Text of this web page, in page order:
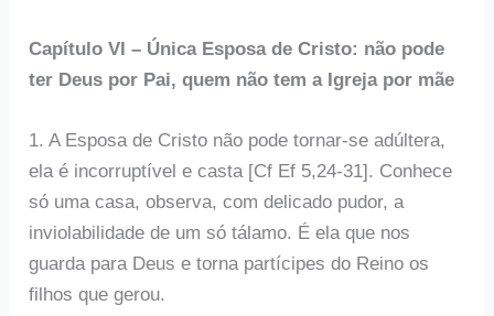
Capítulo VI – Única Esposa de Cristo: não pode
ter Deus por Pai, quem não tem a Igreja por mãe
1. A Esposa de Cristo não pode tornar-se adúltera,
ela é incorruptível e casta [Cf Ef 5,24-31]. Conhece
só uma casa, observa, com delicado pudor, a
inviolabilidade de um só tálamo. É ela que nos
guarda para Deus e torna partícipes do Reino os
filhos que gerou.